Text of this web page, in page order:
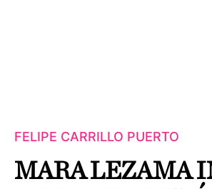
FELIPE CARRILLO PUERTO
MARA LEZAMA